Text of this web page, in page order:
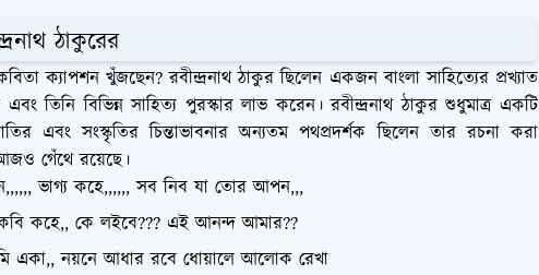
ঠাকুরের
ক্যাপশন খুঁজছেন? রবীন্দ্রনাথ ঠাকুর ছিলেন একজন বাংলা সাহিত্যের প্রখ্যাত
তিনি বিভিন্ন সাহিত্য পুরস্কার লাভ করেন। রবীন্দ্রনাথ ঠাকুর শুধুমাত্র একটি
এবং সংস্কৃতির চিন্তাভাবনার অন্যতম পথপ্রদর্শক ছিলেন তার রচনা করা
গেঁথে রয়েছে।
ভাগ্য কহে,,,,,, সব নিব যা তোর আপন,,,
কহে,, কে লইবে??? এই আনন্দ আমার??
একা,, নয়নে আধার রবে ধোয়ালে আলোক রেখা